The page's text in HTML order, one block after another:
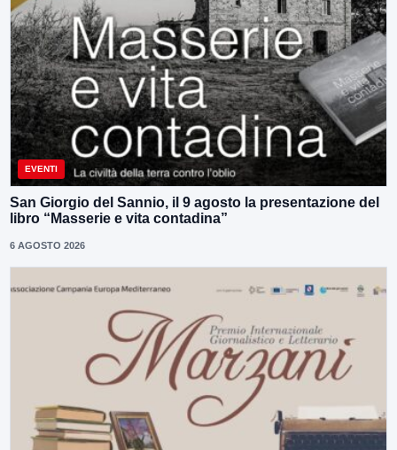
EVENTI
San Giorgio del Sannio, il 9 agosto la presentazione del
libro “Masserie e vita contadina”
6 AGOSTO 2026